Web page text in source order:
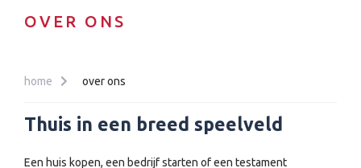
OVER ONS
home over ons
Thuis in een breed speelveld
Een huis kopen, een bedrijf starten of een testament